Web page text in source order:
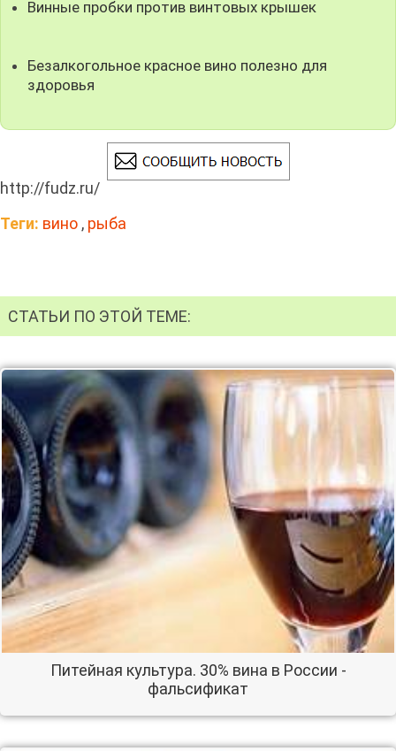
Винные пробки против винтовых крышек
Безалкогольное красное вино полезно для
здоровья
http://fudz.ru/
Теги: вино , рыба
СТАТЬИ ПО ЭТОЙ ТЕМЕ:
Питейная культура. 30% вина в России -
фальсификат